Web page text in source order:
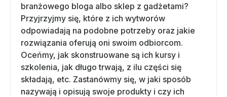
branżowego bloga albo sklep z gadżetami?
Przyjrzyjmy się, które z ich wytworów
odpowiadają na podobne potrzeby oraz jakie
rozwiązania oferują oni swoim odbiorcom.
Oceńmy, jak skonstruowane są ich kursy i
szkolenia, jak długo trwają, z ilu części się
składają, etc. Zastanówmy się, w jaki sposób
nazywają i opisują swoje produkty i czy ich